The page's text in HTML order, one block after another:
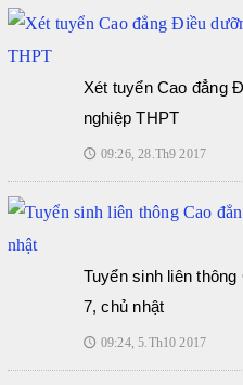
Xét tuyển Cao đẳng
nghiệp THPT
🕔 09:26, 28.Th9 2017
Tuyển sinh liên
7, chủ nhật
🕔 09:24, 5.Th10 2017